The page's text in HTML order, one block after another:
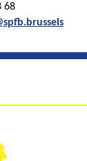
68